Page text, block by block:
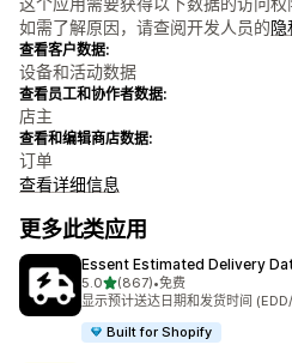
如需了解原因，请查阅开发人员的
查看客户数据:
设备和活动数据
查看员工和协作者数据:
店主
查看和编辑商店数据:
订单
查看详细信息
更多此类应用
Essent Estimated Delivery
5.0星（满分 5 星）
(867)
总共 867 条评论
•免费
显示预计送达日期和发货时间
Built for Shopify